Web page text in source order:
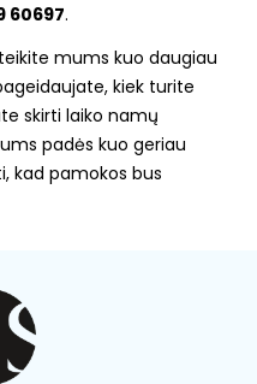
60697.
mums kuo daugiau
kiek turite
skirti laiko namų
padės kuo geriau
kad pamokos bus